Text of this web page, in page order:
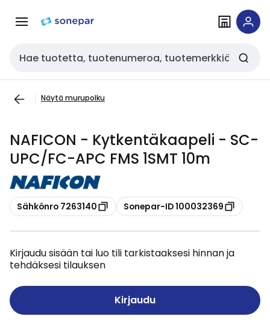
navigointiinsisältöön
Haku
Näytä murupolku
NAFICON - Kytkentäkaapeli - SC-
UPC/FC-APC FMS 1SMT 10m
Kopioi
Sähkönro 7263140 Kopioi
Sonepar-ID 100032369
Kirjaudu sisään tai luo tili tarkistaaksesi hinnan ja
tehdäksesi tilauksen
Kirjaudu